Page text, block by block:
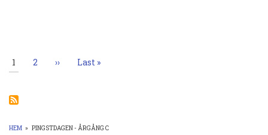
2019.
Nuvarande
sida
1 Sida
2 Nästa
›› Sista
Last »
HEM » PINGSTDAGEN - ÅRGÅNG C